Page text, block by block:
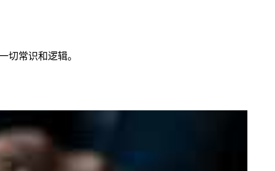
常识和逻辑。